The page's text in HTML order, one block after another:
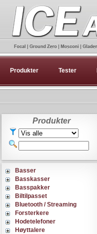
Produkter Tester
Produkter
Basser
Basskasser
Basspakker
Biltilpasset
Bluetooth / Streaming
Forsterkere
Hodetelefoner
Høyttalere